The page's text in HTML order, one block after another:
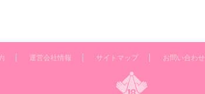
運営会社情報 サイトマップ お問い合わせ